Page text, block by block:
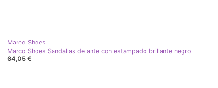
Marco Shoes
Marco Shoes Sandalias de ante con estampado brillante negro
64,05 €